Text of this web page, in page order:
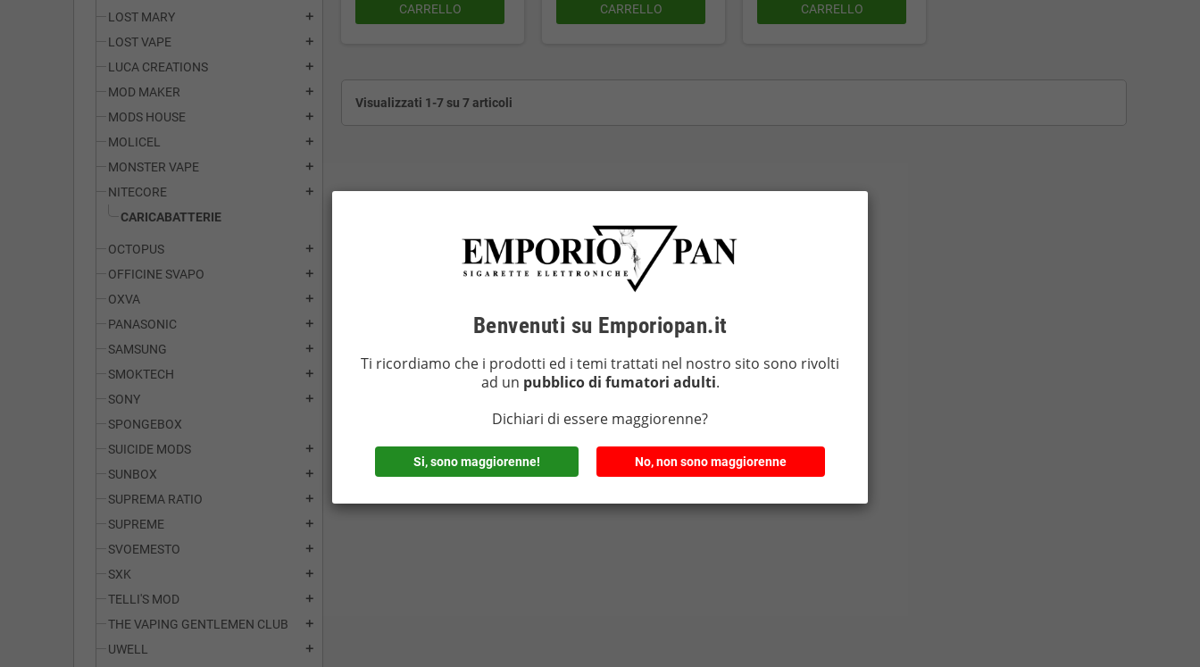
LOST MARY
add
LOST VAPE add
LUCA CREATIONS add
MOD MAKER add
MODS HOUSE add
MOLICEL add
MONSTER VAPE add
NITECORE add
CARICABATTERIE
OCTOPUS add
OFFICINE SVAPO add
OXVA add
PANASONIC add
SAMSUNG add
SMOKTECH add
SONY add
SPONGEBOX
SUICIDE MODS
add
SUNBOX add
SUPREMA RATIO add
SUPREME add
SVOEMESTO add
SXK add
TELLI'S MOD add
THE VAPING GENTLEMEN CLUB add
UWELL add
CARRELLO
CARRELLO
CARRELLO
Visualizzati 1-7 su 7 articoli
Benvenuti su Emporiopan.it
Ti ricordiamo che i prodotti ed i temi trattati nel nostro sito sono rivolti
ad un pubblico di fumatori adulti.
Dichiari di essere maggiorenne?
Si, sono maggiorenne! No, non sono maggiorenne